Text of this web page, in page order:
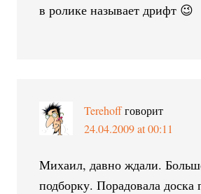
в ролике называет дрифт 😉
Terehoffговорит
24.04.2009 at 00:11
Михаил, давно ждали.
подборку. Порадовала доска